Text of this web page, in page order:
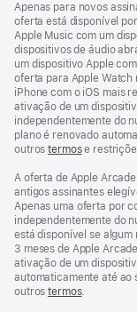
Apenas para novos
oferta está disponível
Apple Music com um
dispositivos de áudio
um dispositivo Apple
oferta para Apple Watch
iPhone com o iOS mais
ativação de um
independentemente do
plano é renovado
outrostermose
A oferta de Apple
antigos assinantes
Apenas uma oferta por
independentemente do
está disponível se
3 meses de Apple
ativação de um
automaticamente até ao
outrostermos.